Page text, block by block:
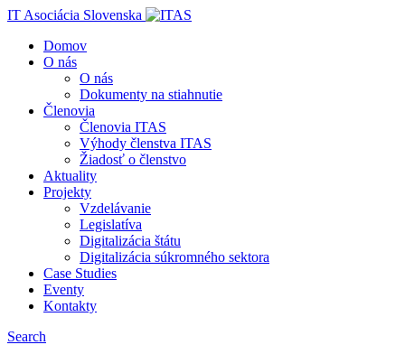
IT Asociácia Slovenska
Domov
O nás
O nás
Dokumenty na stiahnutie
Členovia
Členovia ITAS
Výhody členstva ITAS
Žiadosť o členstvo
Aktuality
Projekty
Vzdelávanie
Legislatíva
Digitalizácia štátu
Digitalizácia súkromného sektora
Case Studies
Eventy
Kontakty
Search